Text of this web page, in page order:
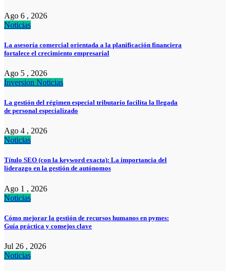
Ago 6 , 2026
Noticias
La asesoría comercial orientada a la planificación financiera
fortalece el crecimiento empresarial
Ago 5 , 2026
Inversion Noticias
La gestión del régimen especial tributario facilita la llegada
de personal especializado
Ago 4 , 2026
Noticias
Título SEO (con la keyword exacta): La importancia del
liderazgo en la gestión de autónomos
Ago 1 , 2026
Noticias
Cómo mejorar la gestión de recursos humanos en pymes:
Guía práctica y consejos clave
Jul 26 , 2026
Noticias